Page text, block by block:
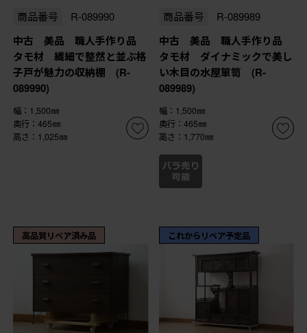
商品番号 R-089990
中古 美品 職人手作り品
タモ材 繊細で整然と並ぶ格
子戸が魅力の収納棚 (R-
089990)
幅：1,500㎜
奥行：465㎜
高さ：1,025㎜
商品番号 R-089989
中古 美品 職人手作り品
タモ材 ダイナミックで美し
い木目の水屋箪笥 (R-
089989)
幅：1,500㎜
奥行：465㎜
高さ：1,770㎜
高品質リペア済み品 これからリペア予定品